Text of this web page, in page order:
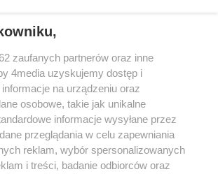
W efekcie bardzo trudną piłkę
do ataku Fornal i dał się
zapsuł Maksim Żygałow.
kiwka Lyneela.
zaufanych partnerów oraz inne
4media uzyskujemy dostęp i
na urządzeniu oraz
osobowe, takie jak unikalne
informacje wysyłane przez
przeglądania w celu zapewniania
reklam, wybór spersonalizowanych
i treści, badanie odbiorców oraz